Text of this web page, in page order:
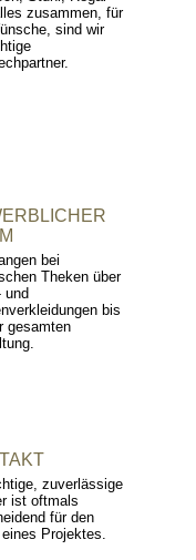
zusammen, für
sind wir
bei
Theken über
und
bis
gesamten
zuverlässige
ist oftmals
für den
eines Projektes.